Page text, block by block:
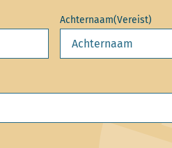
Achternaam(Vereist)